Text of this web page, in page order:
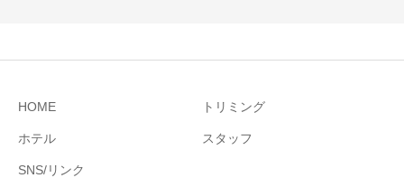
HOME トリミング
ホテル スタッフ
SNS/リンク